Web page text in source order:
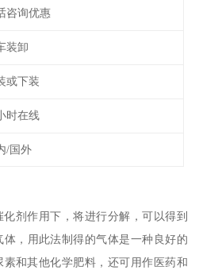
咨询优惠
装卸
或下装
时在线
/国外
剂作用下，将进行分解，可以得到
体，用此法制得的气体是一种良好的
和其他化学肥料，还可用作医药和